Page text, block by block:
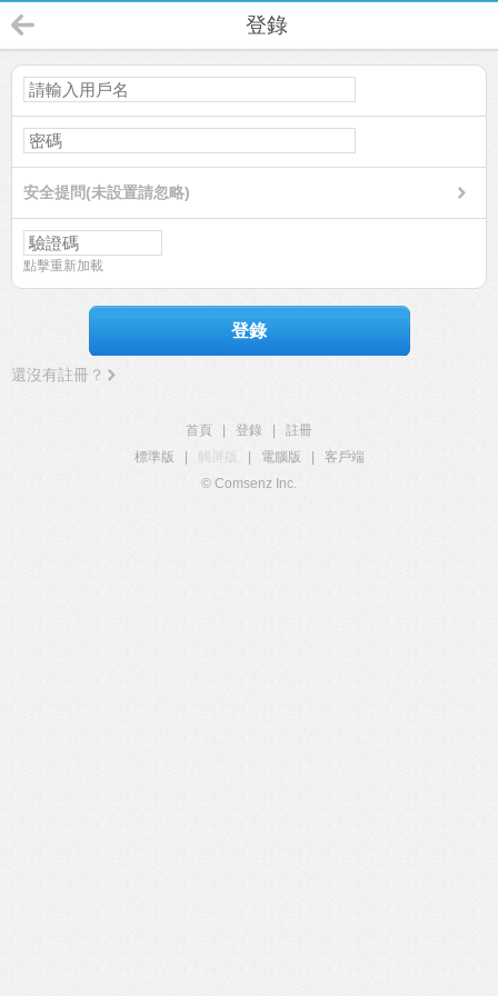
登錄
安全提問(未設置請忽略)
點擊重新加載
登錄
還沒有註冊？
首頁 登錄
註冊
標準版
觸屏版 電腦版
客戶端
© Comsenz Inc.